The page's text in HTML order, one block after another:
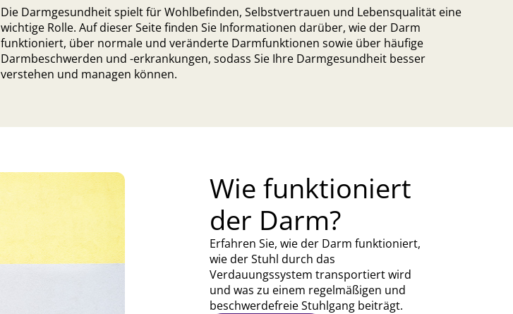
Die Darmgesundheit spielt für Wohlbefinden, Selbstvertrauen und Lebensqualität eine
wichtige Rolle. Auf dieser Seite finden Sie Informationen darüber, wie der Darm
funktioniert, über normale und veränderte Darmfunktionen sowie über häufige
Darmbeschwerden und -erkrankungen, sodass Sie Ihre Darmgesundheit besser
verstehen und managen können.
Wie funktioniert
der Darm?
Erfahren Sie, wie der Darm funktioniert,
wie der Stuhl durch das
Verdauungssystem transportiert wird
und was zu einem regelmäßigen und
beschwerdefreie Stuhlgang beiträgt.